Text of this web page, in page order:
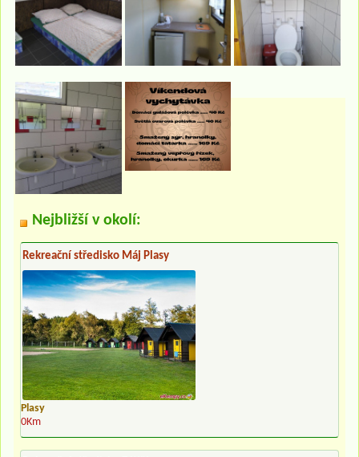
Nejbližší v okolí:
Rekreační středisko Máj Plasy
Plasy
0Km